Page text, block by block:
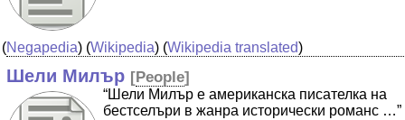
(Negapedia) (Wikipedia) (Wikipedia translated)
Шели Милър [People]
“Шели Милър е американска писателка на
бестселъри в жанра исторически романс …”